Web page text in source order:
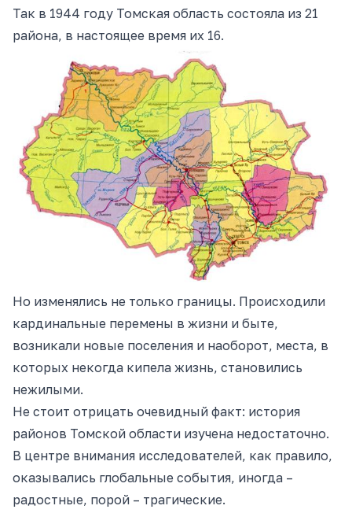
Так в 1944 году Томская область состояла из 21
района, в настоящее время их 16.
Но изменялись не только границы. Происходили
кардинальные перемены в жизни и быте,
возникали новые поселения и наоборот, места, в
которых некогда кипела жизнь, становились
нежилыми.
Не стоит отрицать очевидный факт: история
районов Томской области изучена недостаточно.
В центре внимания исследователей, как правило,
оказывались глобальные события, иногда –
радостные, порой – трагические.